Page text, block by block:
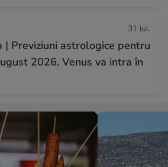
31 iul.
| Previziuni astrologice pentru
2026. Venus va intra în